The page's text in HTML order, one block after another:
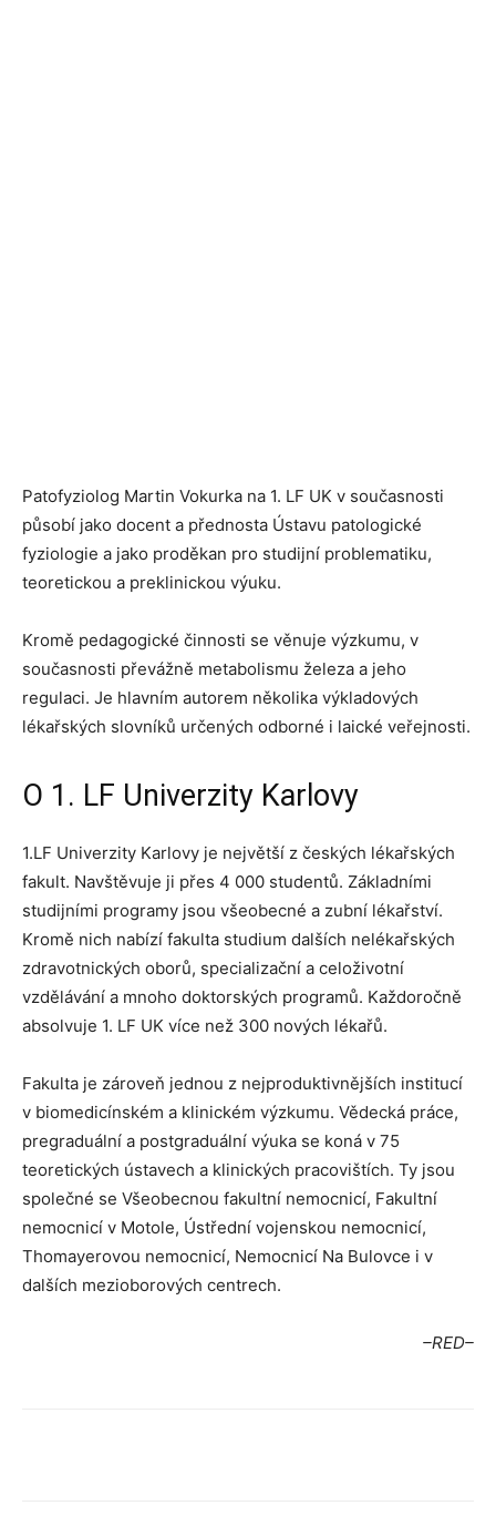
Patofyziolog Martin Vokurka na 1. LF UK v současnosti
působí jako docent a přednosta Ústavu patologické
fyziologie a jako proděkan pro studijní problematiku,
teoretickou a preklinickou výuku.
Kromě pedagogické činnosti se věnuje výzkumu, v
současnosti převážně metabolismu železa a jeho
regulaci. Je hlavním autorem několika výkladových
lékařských slovníků určených odborné i laické veřejnosti.
O 1. LF Univerzity Karlovy
1.LF Univerzity Karlovy je největší z českých lékařských
fakult. Navštěvuje ji přes 4 000 studentů. Základními
studijními programy jsou všeobecné a zubní lékařství.
Kromě nich nabízí fakulta studium dalších nelékařských
zdravotnických oborů, specializační a celoživotní
vzdělávání a mnoho doktorských programů. Každoročně
absolvuje 1. LF UK více než 300 nových lékařů.
Fakulta je zároveň jednou z nejproduktivnějších institucí
v biomedicínském a klinickém výzkumu. Vědecká práce,
pregraduální a postgraduální výuka se koná v 75
teoretických ústavech a klinických pracovištích. Ty jsou
společné se Všeobecnou fakultní nemocnicí, Fakultní
nemocnicí v Motole, Ústřední vojenskou nemocnicí,
Thomayerovou nemocnicí, Nemocnicí Na Bulovce i v
dalších mezioborových centrech.
–RED–